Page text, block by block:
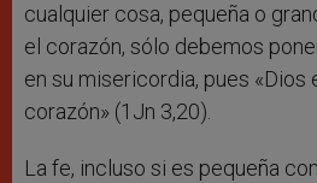
cualquier cosa, pequeña o
el corazón, sólo debemos
en su misericordia, pues «Dios
corazón» (1Jn 3,20).
La fe, incluso si es pequeña